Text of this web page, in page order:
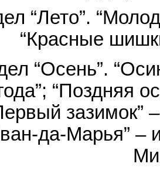
“Лето”.
“Красные
“Осень”.
“Поздняя
зазимок”
да-Марья” –